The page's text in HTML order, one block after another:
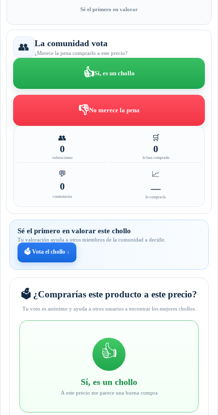
Sé el primero en valorar
👥 La comunidad vota
¿Merece la pena comprarlo a este precio?
👍Sí, es un chollo
👎No merece la pena
👥
0
valoraciones
🛒
0
lo han comprado
💬
0
comentarios
📈
—
lo compraría
Sé el primero en valorar este chollo
Tu valoración ayuda a otros miembros de la comunidad a decidir.
🗳️ Vota el chollo ↓
🗳️ ¿Comprarías este producto a este precio?
Tu voto es anónimo y ayuda a otros usuarios a encontrar los mejores chollos.
👍
Sí, es un chollo
A este precio me parece una buena compra